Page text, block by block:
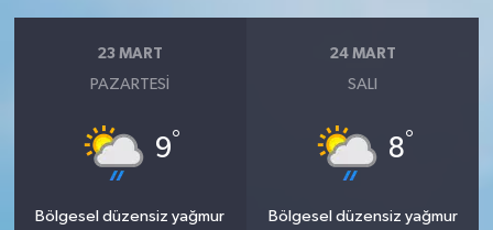
23 MART
PAZARTESI
9°
Bölgesel düzensiz yağmur
24 MART
SALI
8°
Bölgesel düzensiz yağmur